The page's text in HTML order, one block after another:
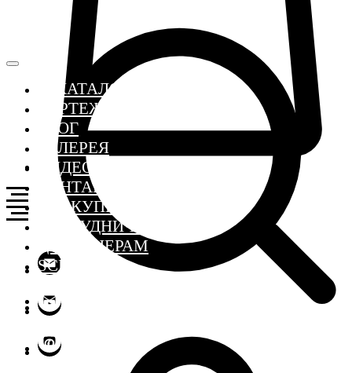
≣ КАТАЛОГ
ЧЕРТЕЖИ
БЛОГ
ГАЛЕРЕЯ
ВИДЕО
КОНТАКТЫ
ГДЕ КУПИТЬ
СОТРУДНИЧЕСТВО
ДИЗАЙНЕРАМ
SCHOOL